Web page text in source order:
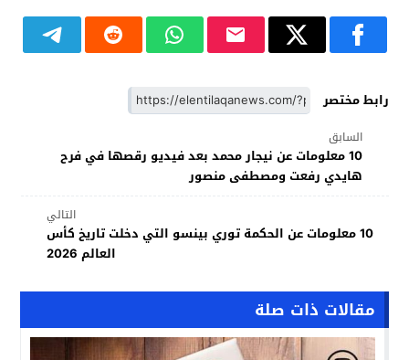
رابط مختصر
السابق
10 معلومات عن نيجار محمد بعد فيديو رقصها في فرح
هايدي رفعت ومصطفى منصور
التالي
10 معلومات عن الحكمة توري بينسو التي دخلت تاريخ كأس
العالم 2026
مقالات ذات صلة